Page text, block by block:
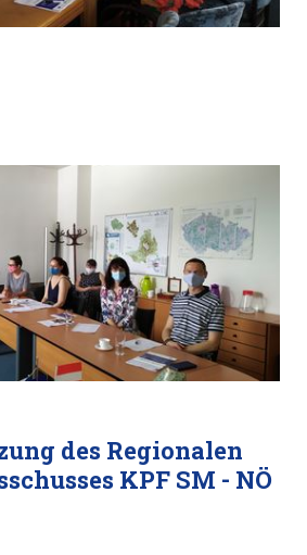
des Regionalen
KPF SM - NÖ